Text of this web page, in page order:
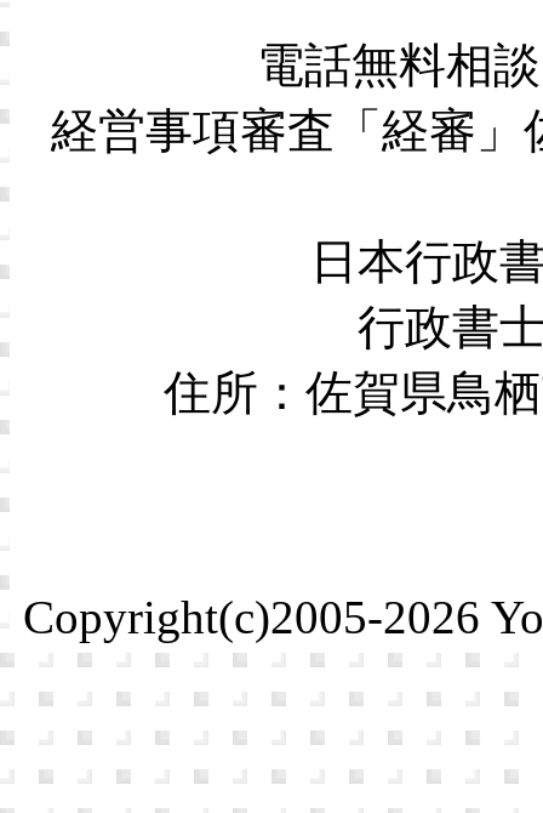
電話無料相
経営事項審査「経審
日本行政
行政書
住所：佐賀県鳥
Copyright(c)2005-2026